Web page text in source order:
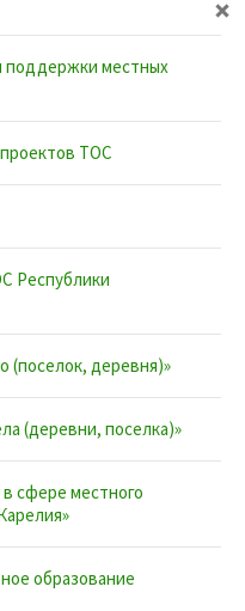
поддержки местных
ТОС
Республики
(поселок, деревня)»
(деревни, поселка)»
сфере местного
образование